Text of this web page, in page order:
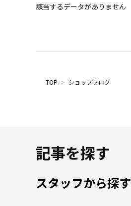
該当するデータがありません
TOP > ショップブログ
記事を探す
スタッフから探す